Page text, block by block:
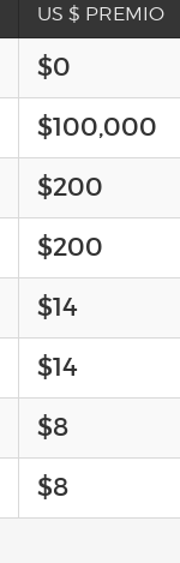
US $ PREMIO
$0
$100,000
$200
$200
$14
$14
$8
$8